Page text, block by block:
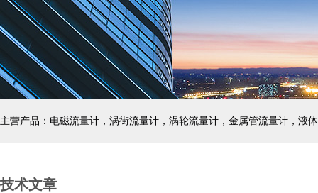
主营产品：电磁流量计，涡街流量计，涡轮流量计，金属管流量计，液
技术文章